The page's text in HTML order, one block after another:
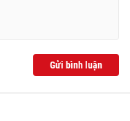
Gửi bình luận